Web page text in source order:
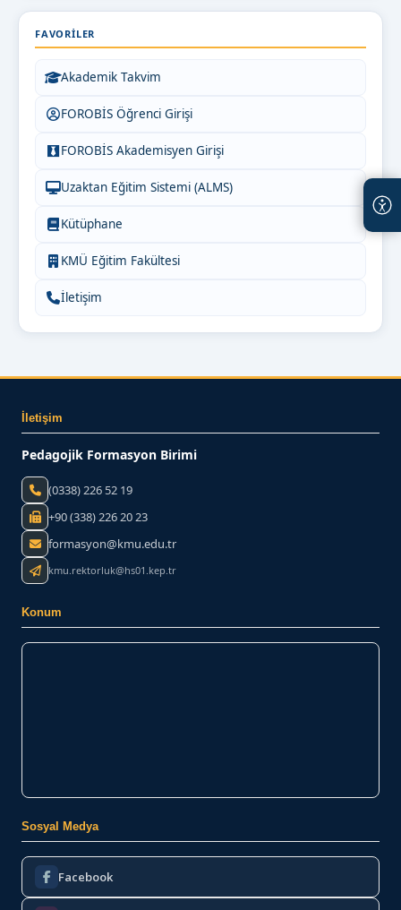
FAVORILER
Akademik Takvim
FOROBİS Öğrenci Girişi
FOROBİS Akademisyen Girişi
Uzaktan Eğitim Sistemi (ALMS)
Kütüphane
KMÜ Eğitim Fakültesi
İletişim
İletişim
Pedagojik Formasyon Birimi
(0338) 226 52 19
+90 (338) 226 20 23
formasyon@kmu.edu.tr
kmu.rektorluk@hs01.kep.tr
Konum
Sosyal Medya
Facebook